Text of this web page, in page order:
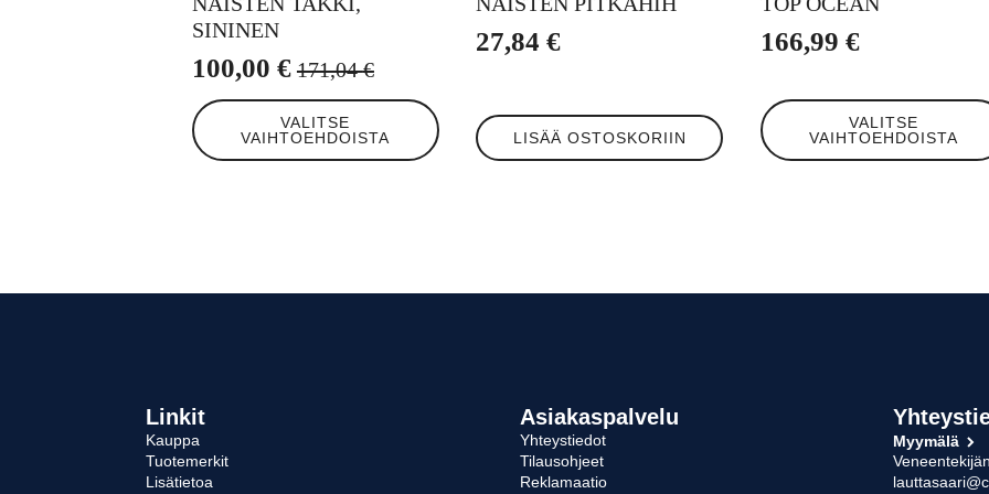
SININEN
171,04€
Alkuperäinen
hinta
oli:
100,00 €
Nykyinen
hinta
on:
VALITSE
VAIHTOEHDOISTA
Tällä
tuotteella
on
sivulla.
27,84€
LISÄÄ OSTOSKORIIN
166,99 €
VALITSE
VAIHTOEHDOISTA
Tällä
tuotteella
on
sivulla.
Linkit
Kauppa
Tuotemerkit
Lisätietoa
Asiakaspalvelu
Yhteystiedot
Tilausohjeet
Reklamaatio
Myymälä